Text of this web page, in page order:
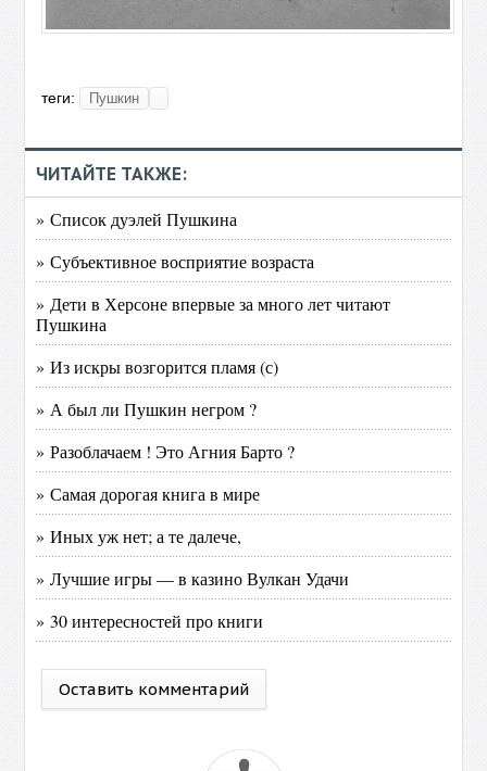
теги: Пушкин
ЧИТАЙТЕ ТАКЖЕ:
» Список дуэлей Пушкина
» Субъективное восприятие возраста
» Дети в Херсоне впервые за много лет читают
Пушкина
» Из искры возгорится пламя (с)
» А был ли Пушкин негром ?
» Разоблачаем ! Это Агния Барто ?
» Самая дорогая книга в мире
» Иных уж нет; а те далече,
» Лучшие игры — в казино Вулкан Удачи
» 30 интересностей про книги
Оставить комментарий